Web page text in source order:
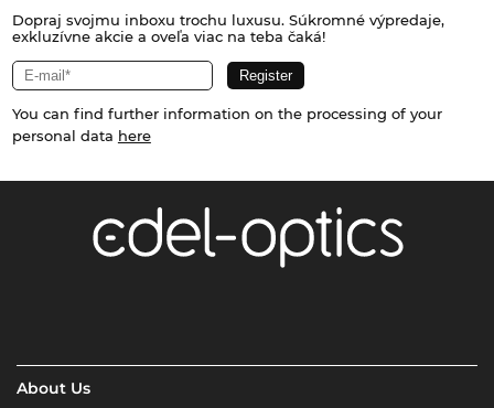
Dopraj svojmu inboxu trochu luxusu. Súkromné výpredaje,
exkluzívne akcie a oveľa viac na teba čaká!
You can find further information on the processing of your
personal data here
About Us